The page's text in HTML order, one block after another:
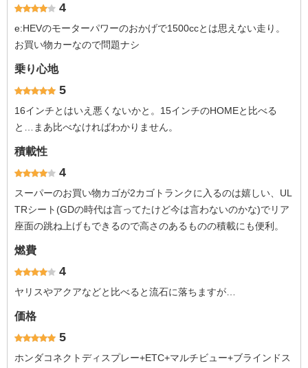
4
e:HEVのモーターパワーのおかげで1500ccとは思えない走り。
お買い物カーなので問題ナシ
乗り心地
5
16インチとはいえ悪くないかと。15インチのHOMEと比べる
と…まあ比べなければわかりません。
積載性
4
スーパーのお買い物カゴが2カゴトランクに入るのは嬉しい、UL
TRシート(GDの時代は言ってたけど今は言わないのかな)でリア
座面の跳ね上げもできるので高さのあるものの積載にも便利。
燃費
4
ヤリスやアクアなどと比べると流石に落ちますが…
価格
5
ホンダコネクトディスプレー+ETC+マルチビュー+ブラインドス